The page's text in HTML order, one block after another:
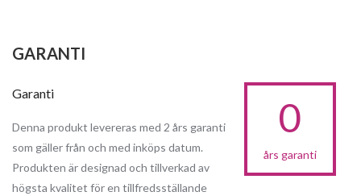
GARANTI
Garanti
Denna produkt levereras med 2 års garanti
som gäller från och med inköps datum.
Produkten är designad och tillverkad av
högsta kvalitet för en tillfredsställande
0
års garanti